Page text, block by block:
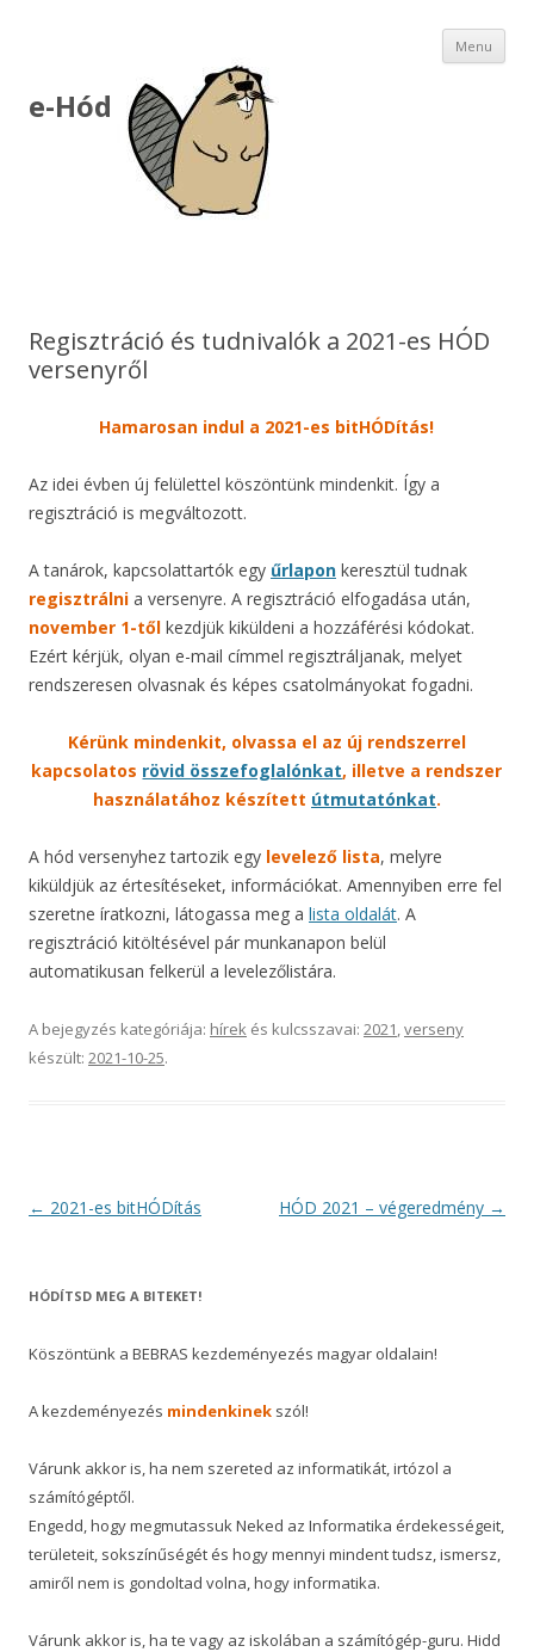
e-Hód
Menu
Regisztráció és tudnivalók a 2021-es HÓD
versenyről
Hamarosan indul a 2021-es bitHÓDítás!
Az idei évben új felülettel köszöntünk mindenkit. Így a
regisztráció is megváltozott.
A tanárok, kapcsolattartók egy űrlapon keresztül tudnak
regisztrálni a versenyre. A regisztráció elfogadása után,
november 1-től kezdjük kiküldeni a hozzáférési kódokat.
Ezért kérjük, olyan e-mail címmel regisztráljanak, melyet
rendszeresen olvasnak és képes csatolmányokat fogadni.
Kérünk mindenkit, olvassa el az új rendszerrel
kapcsolatos rövid összefoglalónkat, illetve a rendszer
használatához készített útmutatónkat.
A hód versenyhez tartozik egy levelező lista, melyre
kiküldjük az értesítéseket, információkat. Amennyiben erre fel
szeretne íratkozni, látogassa meg a lista oldalát. A
regisztráció kitöltésével pár munkanapon belül
automatikusan felkerül a levelezőlistára.
A bejegyzés kategóriája: hírek és kulcsszavai: 2021,verseny
készült: 2021-10-25.
Post
← 2021-es bitHÓDítás HÓD 2021 – végeredmény →
HÓDÍTSD MEG A BITEKET!
Köszöntünk a BEBRAS kezdeményezés magyar oldalain!
A kezdeményezés mindenkinek szól!
Várunk akkor is, ha nem szereted az informatikát, irtózol a
számítógéptől.
Engedd, hogy megmutassuk Neked az Informatika érdekességeit,
területeit, sokszínűségét és hogy mennyi mindent tudsz, ismersz,
amiről nem is gondoltad volna, hogy informatika.
Várunk akkor is, ha te vagy az iskolában a számítógép-guru. Hidd